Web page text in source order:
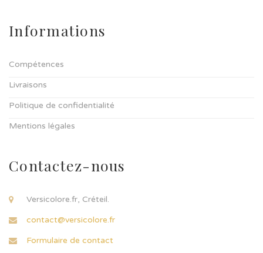
Informations
Compétences
Livraisons
Politique de confidentialité
Mentions légales
Contactez-nous
Versicolore.fr, Créteil.
contact@versicolore.fr
Formulaire de contact